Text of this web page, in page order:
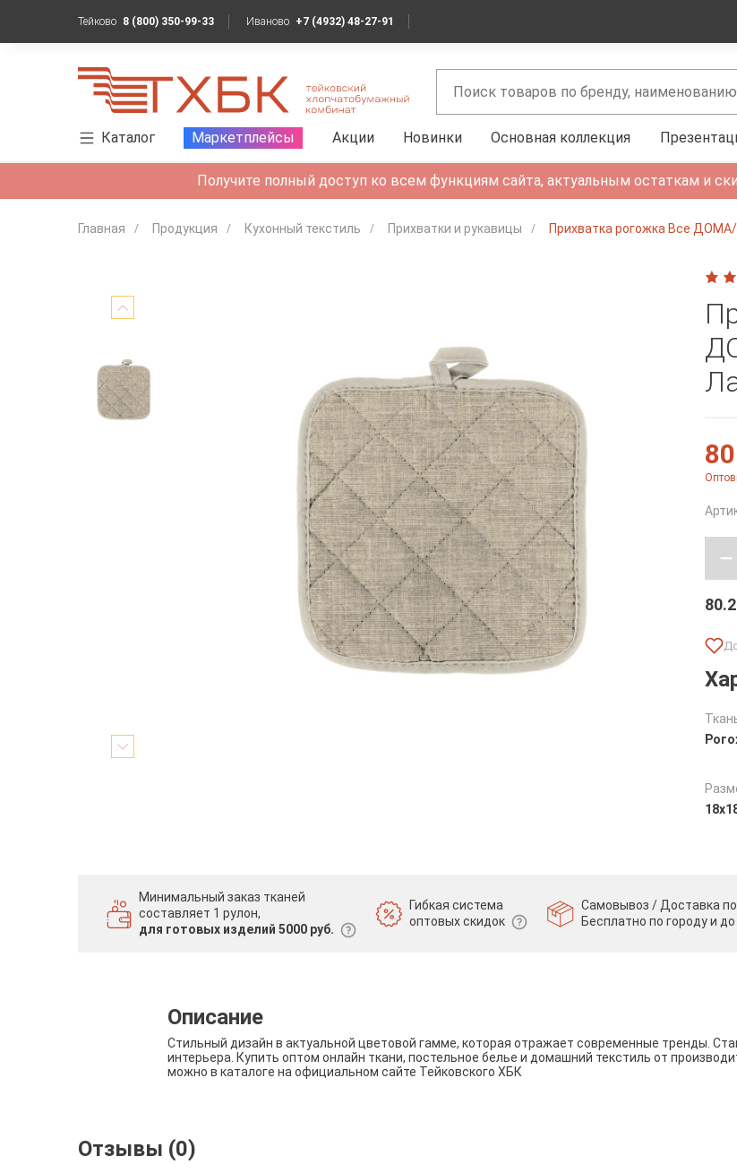
Тейково 8 (800) 350-99-33 Иваново +7 (4932) 48-27-91
Каталог Маркетплейсы Акции Новинки Основная коллекция
Получите полный доступ ко всем функциям сайта, актуальным остаткам и
Главная Продукция Кухонный текстиль Прихватки и рукавицы Прихватка рогожка Все ДОМА/
Минимальный заказ тканей
составляет 1 рулон,
для готовых изделий 5000 руб.
Гибкая система
оптовых скидок
Самовывоз / Доставка
Бесплатно по городу и
Описание
Стильный дизайн в актуальной цветовой гамме, которая отражает современные тренды.
интерьера. Купить оптом онлайн ткани, постельное белье и домашний текстиль от
можно в каталоге на официальном сайте Тейковского ХБК
Отзывы (0)